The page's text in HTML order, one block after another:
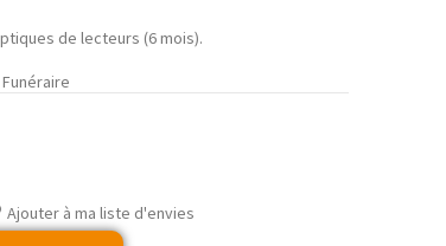
de lecteurs (6 mois).
Ajouter à ma liste d'envies